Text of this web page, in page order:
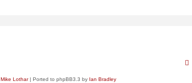
Mike Lothar| Ported to phpBB3.3 by Ian Bradley